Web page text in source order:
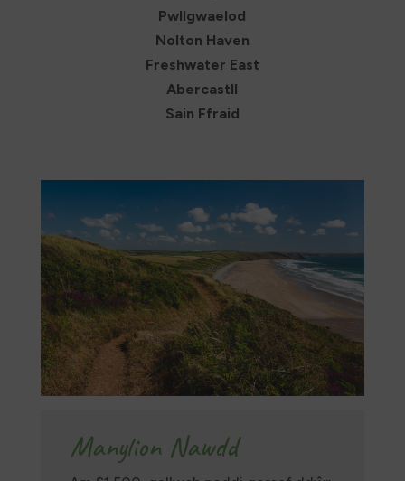
Pwllgwaelod
Nolton Haven
Freshwater East
Abercastll
Sain Ffraid
Manylion Nawdd